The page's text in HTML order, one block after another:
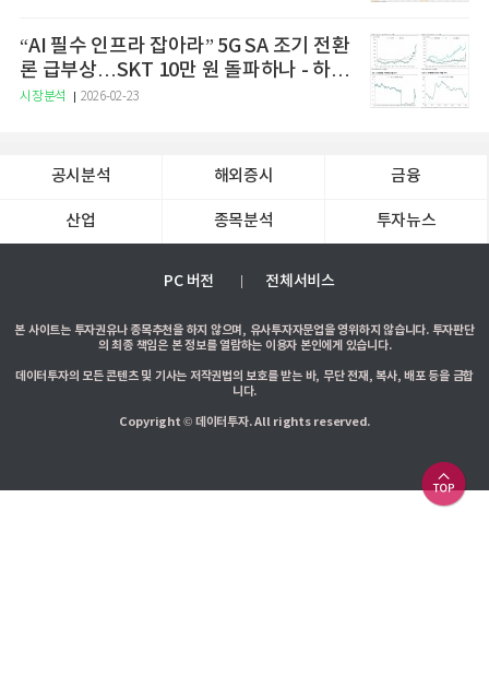
“AI 필수 인프라 잡아라” 5G SA 조기 전환
론 급부상…SKT 10만 원 돌파하나 - 하나
증권
시장분석 2026-02-23
공시분석 해외증시 금융
산업 종목분석 투자뉴스
PC 버전 전체서비스
본 사이트는 투자권유나 종목추천을 하지 않으며, 유사투자자문업을 영위하지 않습니다. 투자판단
의 최종 책임은 본 정보를 열람하는 이용자 본인에게 있습니다.
데이터투자의 모든 콘텐츠 및 기사는 저작권법의 보호를 받는 바, 무단 전재, 복사, 배포 등을 금합
니다.
Copyright © 데이터투자. All rights reserved.